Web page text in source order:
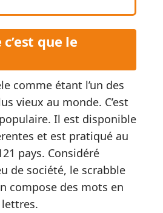
c’est que le
comme étant l’un des
vieux au monde. C’est
Il est disponible
et est pratiqué au
pays. Considéré
de société, le scrabble
compose des mots en